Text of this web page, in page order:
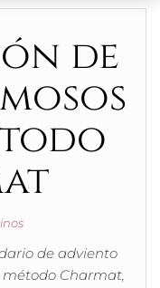
de
de adviento
método Charmat,